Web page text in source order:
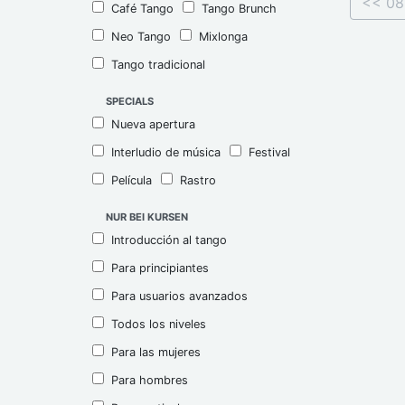
Café Tango Tango Brunch
Neo Tango Mixlonga
Tango tradicional
SPECIALS
Nueva apertura
Interludio de música Festival
Película Rastro
NUR BEI KURSEN
Introducción al tango
Para principiantes
Para usuarios avanzados
Todos los niveles
Para las mujeres
Para hombres